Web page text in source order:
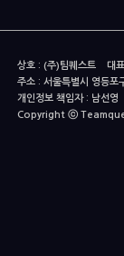
상호 : (주)팀퀘스트 대
주소 : 서울특별시 영등
개인정보 책임자 : 남
Copyright ⓒ